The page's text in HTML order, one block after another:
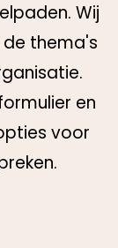
Wij
de thema's
en
voor